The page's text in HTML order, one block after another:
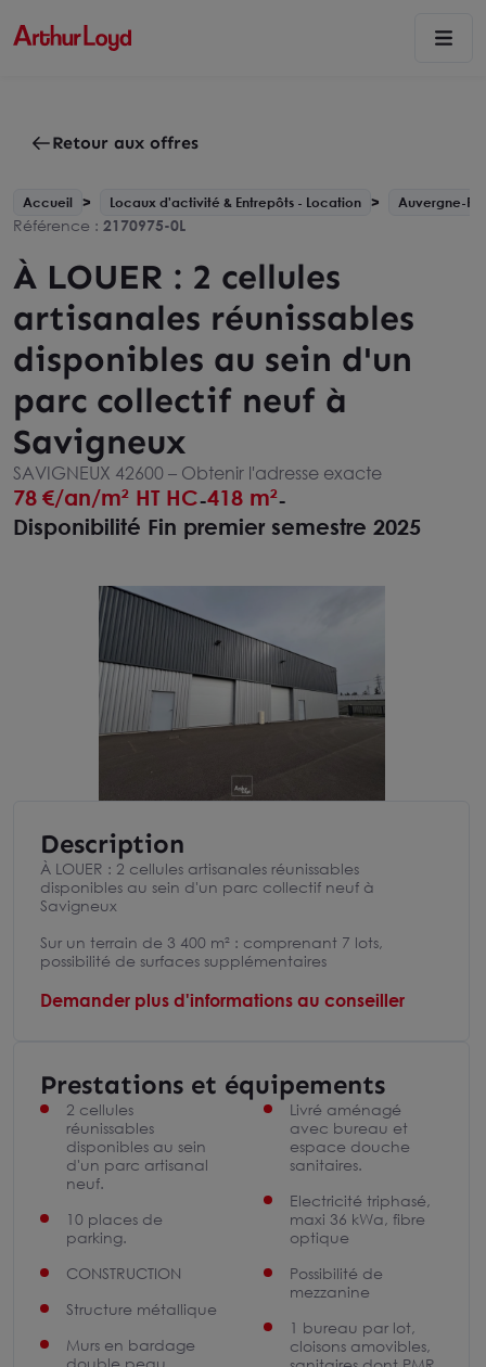
Retour aux offres
Accueil Locaux d'activité & Entrepôts - Location Auvergne-
Référence : 2170975-0L
À LOUER : 2 cellules
artisanales réunissables
disponibles au sein d'un
parc collectif neuf à
Savigneux
SAVIGNEUX 42600 – Obtenir l'adresse exacte
78 €/an/m² HT HC-418 m²-
Disponibilité Fin premier semestre 2025
Description
À LOUER : 2 cellules artisanales réunissables
disponibles au sein d'un parc collectif neuf à
Savigneux
Sur un terrain de 3 400 m² : comprenant 7 lots,
possibilité de surfaces supplémentaires
Demander plus d'informations au conseiller
Prestations et équipements
2 cellules
réunissables
disponibles au sein
d'un parc artisanal
neuf.
10 places de
parking.
CONSTRUCTION
Structure métallique
Murs en bardage
double peau
Livré aménagé
avec bureau et
espace douche
sanitaires.
Electricité triphasé,
maxi 36 kWa, fibre
optique
Possibilité de
mezzanine
1 bureau par lot,
cloisons amovibles,